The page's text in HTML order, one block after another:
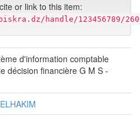
or link to this item:
handle/123456789/
d'information comptable
décision financière G M S -